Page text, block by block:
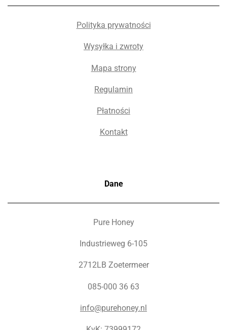
Polityka prywatności
Wysyłka i zwroty
Mapa strony
Regulamin
Płatności
Kontakt
Dane
Pure Honey
Industrieweg 6-105
2712LB Zoetermeer
085-000 36 63
info@purehoney.nl